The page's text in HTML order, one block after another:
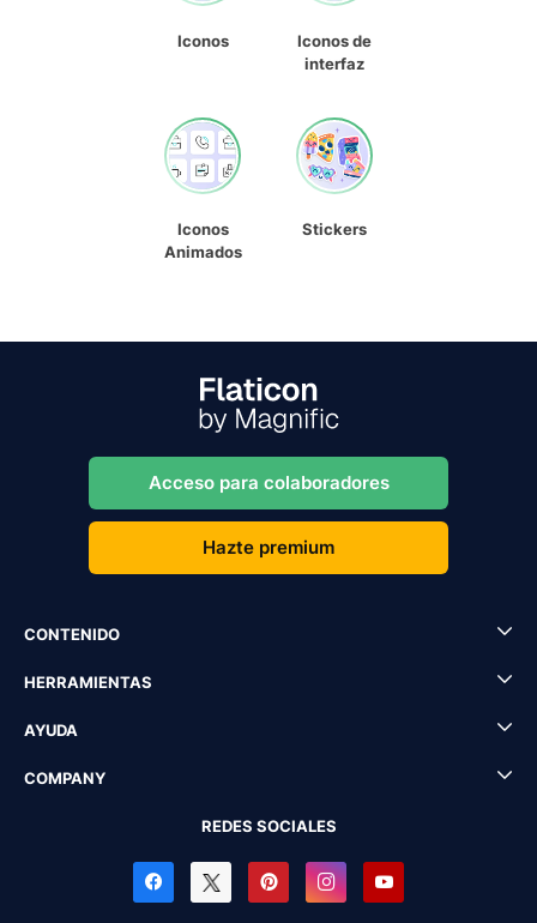
Iconos
Iconos de
interfaz
Iconos
Animados
Stickers
Acceso para colaboradores
Hazte premium
CONTENIDO
HERRAMIENTAS
AYUDA
COMPANY
REDES SOCIALES